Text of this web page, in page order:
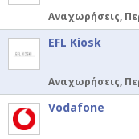
Αναχωρήσεις,
EFL Kiosk
Αναχωρήσεις,
Vodafone